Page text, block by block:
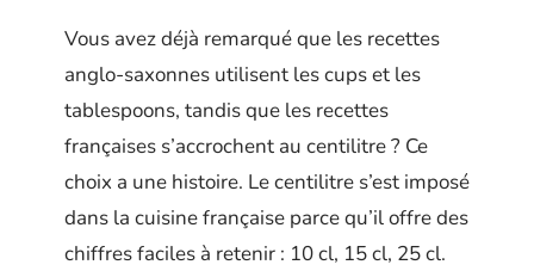
Vous avez déjà remarqué que les recettes
anglo-saxonnes utilisent les cups et les
tablespoons, tandis que les recettes
françaises s’accrochent au centilitre ? Ce
choix a une histoire. Le centilitre s’est imposé
dans la cuisine française parce qu’il offre des
chiffres faciles à retenir : 10 cl, 15 cl, 25 cl.